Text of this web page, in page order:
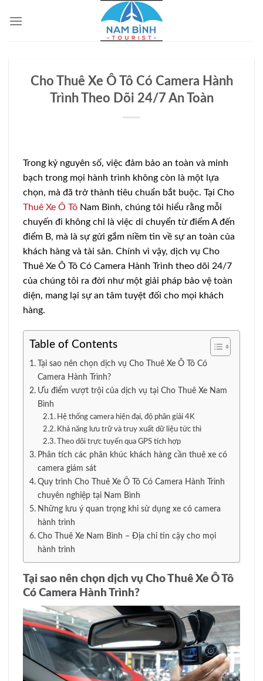
qua
Cho Thuê Xe Ô Tô Có Camera Hành
Trình Theo Dõi 24/7 An Toàn
Trong kỷ nguyên số, việc đảm bảo an toàn và minh
bạch trong mọi hành trình không còn là một lựa
chọn, mà đã trở thành tiêu chuẩn bắt buộc. Tại Cho
Thuê Xe Ô Tô Nam Bình, chúng tôi hiểu rằng mỗi
chuyến đi không chỉ là việc di chuyển từ điểm A đến
điểm B, mà là sự gửi gắm niềm tin về sự an toàn của
khách hàng và tài sản. Chính vì vậy, dịch vụ Cho
Thuê Xe Ô Tô Có Camera Hành Trình theo dõi 24/7
của chúng tôi ra đời như một giải pháp bảo vệ toàn
diện, mang lại sự an tâm tuyệt đối cho mọi khách
hàng.
Table of Contents
Tại sao nên chọn dịch vụ Cho Thuê Xe Ô Tô Có
Camera Hành Trình?
Ưu điểm vượt trội của dịch vụ tại Cho Thuê Xe Nam
Bình
Hệ thống camera hiện đại, độ phân giải 4K
Khả năng lưu trữ và truy xuất dữ liệu tức thì
Theo dõi trực tuyến qua GPS tích hợp
Phân tích các phân khúc khách hàng cần thuê xe có
camera giám sát
Quy trình Cho Thuê Xe Ô Tô Có Camera Hành Trình
chuyên nghiệp tại Nam Bình
Những lưu ý quan trọng khi sử dụng xe có camera
hành trình
Cho Thuê Xe Nam Bình – Địa chỉ tin cậy cho mọi
hành trình
Tại sao nên chọn dịch vụ Cho Thuê Xe Ô Tô
Có Camera Hành Trình?